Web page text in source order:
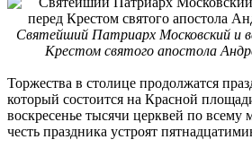
Святейший Патриарх Московский и
Крестом святого апостола
Торжества в столице продолжатся
который состоится на Красной
воскресенье тысячи церквей по всему
честь праздника устроят